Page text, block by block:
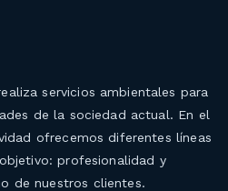
servicios ambientales para
de la sociedad actual. En el
ofrecemos diferentes líneas
profesionalidad y
de nuestros clientes.